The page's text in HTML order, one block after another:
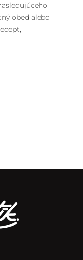
obed alebo